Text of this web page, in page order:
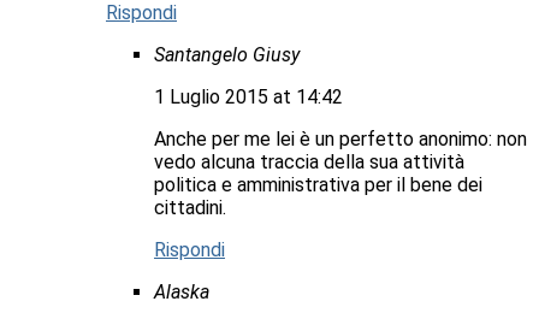
Rispondi
Santangelo Giusy
1 Luglio 2015 at 14:42
Anche per me lei è un perfetto anonimo: non
vedo alcuna traccia della sua attività
politica e amministrativa per il bene dei
cittadini.
Rispondi
Alaska